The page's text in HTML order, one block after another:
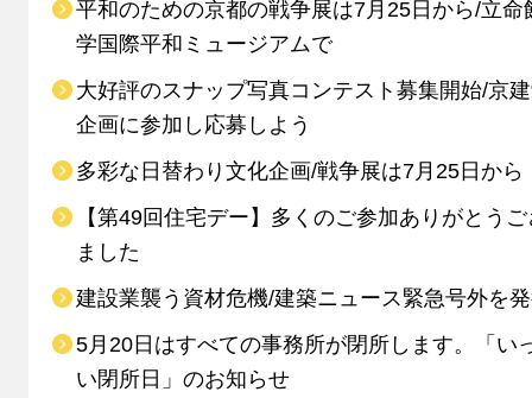
平和のための京都の戦争展は7月25日から/立命
学国際平和ミュージアムで
大好評のスナップ写真コンテスト募集開始/京
企画に参加し応募しよう
多彩な日替わり文化企画/戦争展は7月25日から
【第49回住宅デー】多くのご参加ありがとう
ました
建設業襲う資材危機/建築ニュース緊急号外を
5月20日はすべての事務所が閉所します。「い
い閉所日」のお知らせ